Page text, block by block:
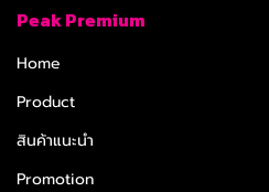
Peak Premium
Home
Product
สินค้าแนะนำ
Promotion